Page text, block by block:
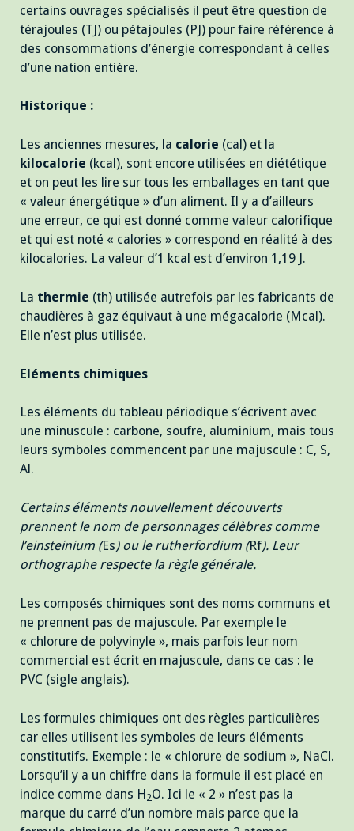
certains ouvrages spécialisés il peut être question de
térajoules (TJ) ou pétajoules (PJ) pour faire référence à
des consommations d’énergie correspondant à celles
d’une nation entière.
Historique :
Les anciennes mesures, la calorie (cal) et la
kilocalorie (kcal), sont encore utilisées en diététique
et on peut les lire sur tous les emballages en tant que
« valeur énergétique » d’un aliment. Il y a d’ailleurs
une erreur, ce qui est donné comme valeur calorifique
et qui est noté « calories » correspond en réalité à des
kilocalories. La valeur d’1 kcal est d’environ 1,19 J.
La thermie (th) utilisée autrefois par les fabricants de
chaudières à gaz équivaut à une mégacalorie (Mcal).
Elle n’est plus utilisée.
Eléments chimiques
Les éléments du tableau périodique s’écrivent avec
une minuscule : carbone, soufre, aluminium, mais tous
leurs symboles commencent par une majuscule : C, S,
Al.
Certains éléments nouvellement découverts
prennent le nom de personnages célèbres comme
l’einsteinium (Es) ou le rutherfordium (Rf). Leur
orthographe respecte la règle générale.
Les composés chimiques sont des noms communs et
ne prennent pas de majuscule. Par exemple le
« chlorure de polyvinyle », mais parfois leur nom
commercial est écrit en majuscule, dans ce cas : le
PVC (sigle anglais).
Les formules chimiques ont des règles particulières
car elles utilisent les symboles de leurs éléments
constitutifs. Exemple : le « chlorure de sodium », NaCl.
Lorsqu’il y a un chiffre dans la formule il est placé en
indice comme dans H2O. Ici le « 2 » n’est pas la
marque du carré d’un nombre mais parce que la